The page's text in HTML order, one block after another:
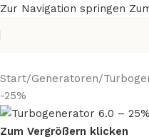
Zur Navigation springen
Start/Generatoren/
-25%
Zum Vergrößern klicken